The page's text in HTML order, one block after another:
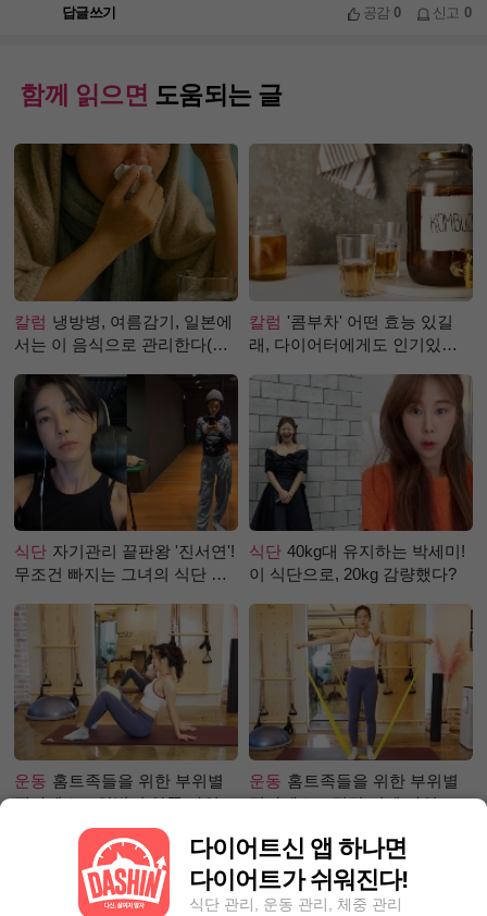
답글쓰기 공감0 신고 0
함께 읽으면 도움되는 글
칼럼 냉방병, 여름감기, 일본에
서는 이 음식으로 관리한다(생
칼럼 '콤부차' 어떤 효능 있길
래, 다이어터에게도 인기있는
식단 자기관리 끝판왕 '진서연'!
무조건 빠지는 그녀의 식단 정
식단 40kg대 유지하는 박세미!
이 식단으로, 20kg 감량했다?
운동 홈트족들을 위한 부위별
필라테스 – 허벅지 안쪽 라인
운동 홈트족들을 위한 부위별
필라테스 – 직각 어깨 라인 만
다이어트신 앱 하나면
다이어트가 쉬워진다!
식단 관리, 운동 관리, 체중 관리